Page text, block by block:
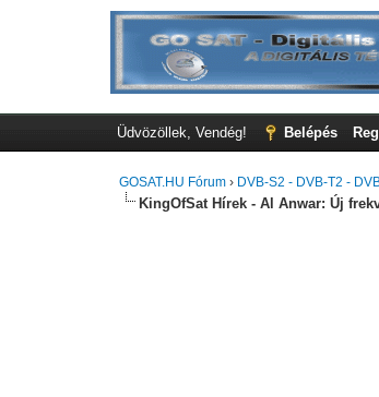
Üdvözöllek, Vendég! Belépés
GOSAT.HU Fórum › DVB-S2 - DVB-T2 -
KingOfSat Hírek - Al Anwar: Új